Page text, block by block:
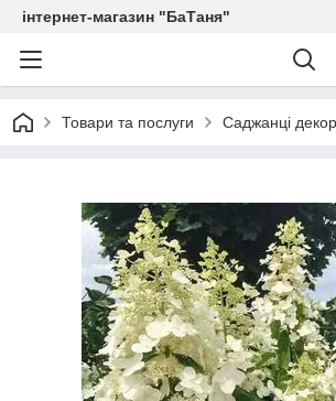
інтернет-магазин "БаТаня"
Товари та послуги Саджанці